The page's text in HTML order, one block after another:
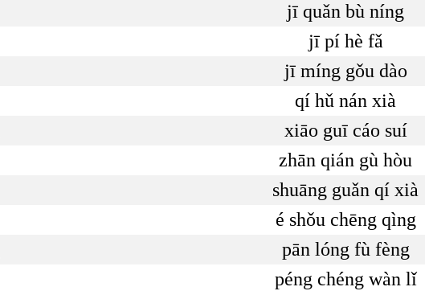
jī quǎn bù níng
jī pí hè fǎ
jī míng gǒu dào
qí hǔ nán xià
xiāo guī cáo suí
zhān qián gù hòu
shuāng guǎn qí xià
é shǒu chēng qìng
pān lóng fù fèng
péng chéng wàn lǐ